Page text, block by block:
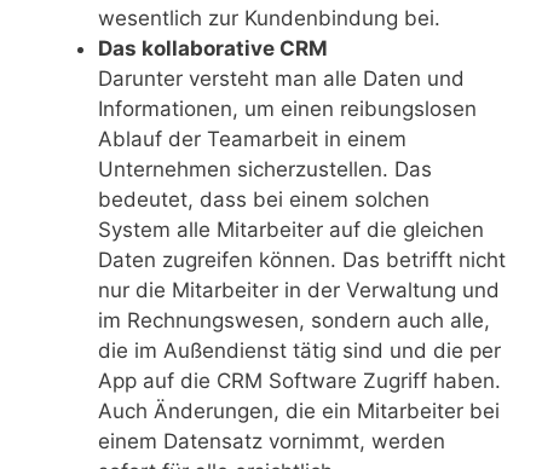
wesentlich zur Kundenbindung bei.
Das kollaborative CRM
Darunter versteht man alle Daten und
Informationen, um einen reibungslosen
Ablauf der Teamarbeit in einem
Unternehmen sicherzustellen. Das
bedeutet, dass bei einem solchen
System alle Mitarbeiter auf die gleichen
Daten zugreifen können. Das betrifft nicht
nur die Mitarbeiter in der Verwaltung und
im Rechnungswesen, sondern auch alle,
die im Außendienst tätig sind und die per
App auf die CRM Software Zugriff haben.
Auch Änderungen, die ein Mitarbeiter bei
einem Datensatz vornimmt, werden